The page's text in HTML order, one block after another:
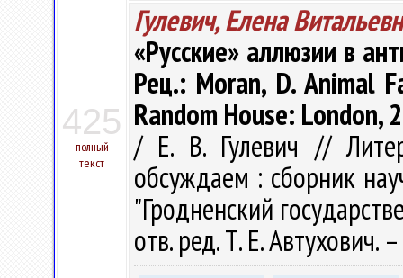
425
полный
текст
Гулевич, Елена
«Русские» аллюзии в
Рец.: Moran, D. Animal
Random House: London,
/ Е. В. Гулевич //
обсуждаем : сборник
"Гродненский
отв. ред. Т. Е.